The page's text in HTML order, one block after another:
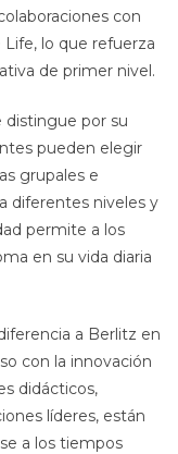
con
Life, lo que refuerza
de primer nivel.
distingue por su
pueden elegir
grupales e
diferentes niveles y
permite a los
en su vida diaria
a Berlitz en
con la innovación
didácticos,
líderes, están
a los tiempos